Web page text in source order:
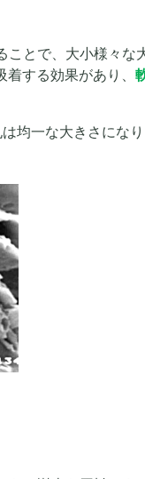
とで、大小様々な
する効果があり、
均一な大きさにな